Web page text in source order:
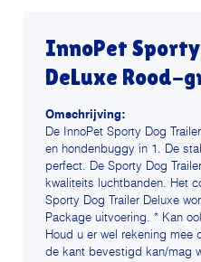
InnoPet
DeLuxe Rood-
Omschrijving:
De InnoPet Sporty Dog
en hondenbuggy in 1. De
perfect. De Sporty Dog
kwaliteits luchtbanden. Het
Sporty Dog Trailer Deluxe
Package uitvoering. * Kan
Houd u er wel rekening mee
de kant bevestigd kan/mag